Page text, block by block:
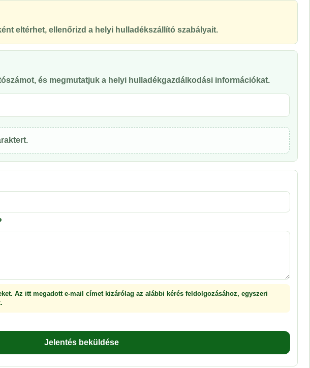
eltérhet, ellenőrizd a helyi hulladékszállító szabályait.
és megmutatjuk a helyi hulladékgazdálkodási információkat.
Az itt megadott e-mail címet kizárólag az alábbi kérés feldolgozásához, egyszeri
Jelentés beküldése